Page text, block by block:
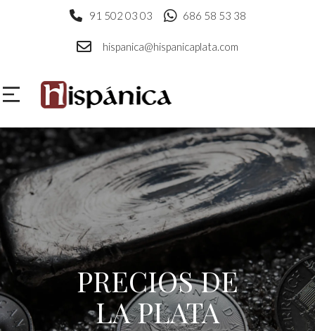
91 502 03 03 686 58 53 38
hispanica@hispanicaplata.com
PRECIOS DE
LA PLATA